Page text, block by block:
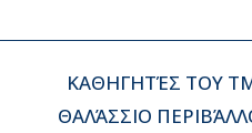
ΚΑΘΗΓΗΤΈΣ ΤΟΥ
ΘΑΛΆΣΣΙΟ